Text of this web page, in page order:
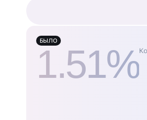
БЫЛО
1.51%